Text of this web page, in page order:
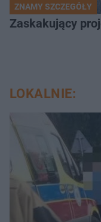
ZNAMY SZCZEGÓŁY
Zaskakujący
LOKALNIE: